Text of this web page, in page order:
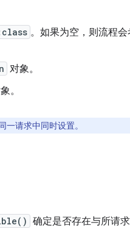
。如果为空，则流程
对象。
。
一请求中同时设置。
确定是否存在与所请